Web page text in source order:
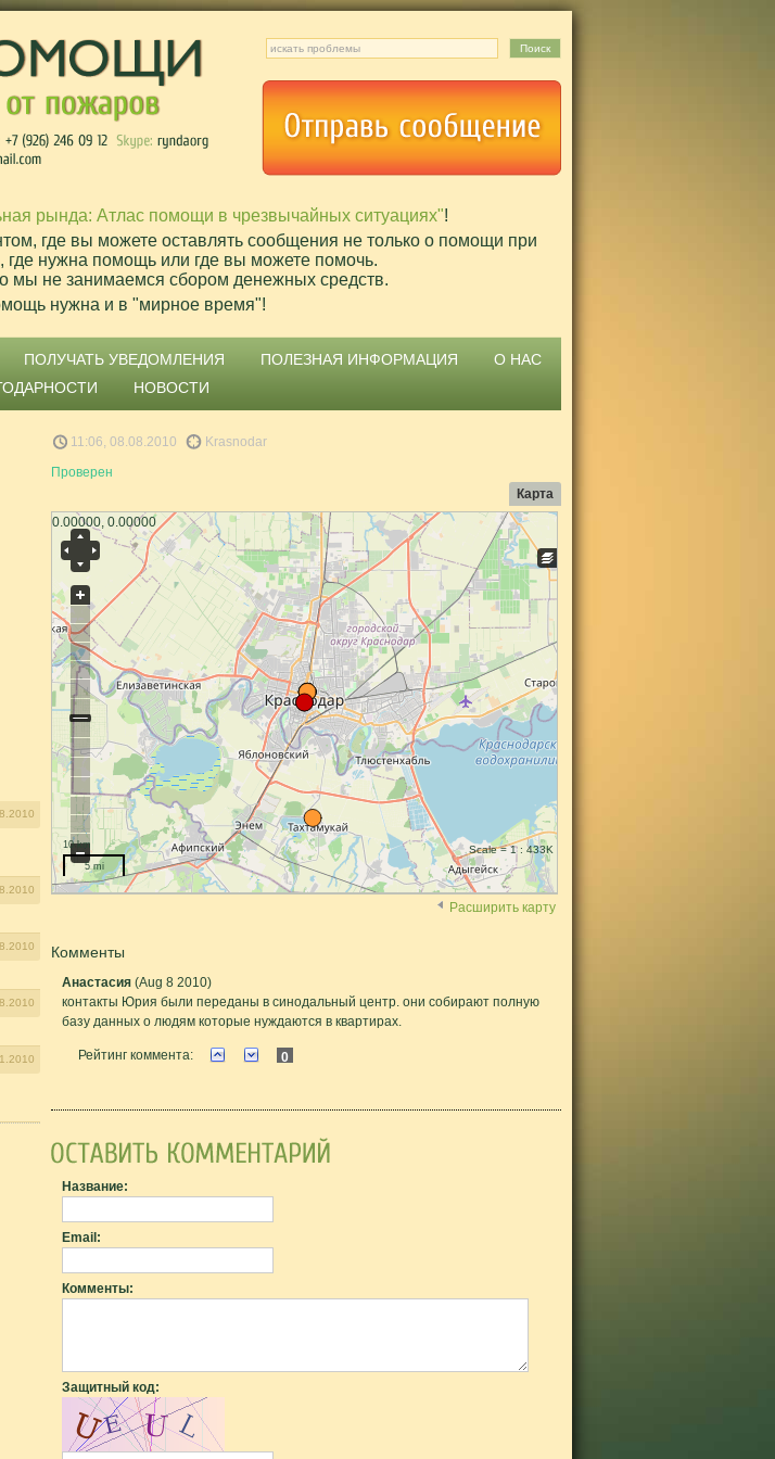
рында: Атлас помощи в чрезвычайных ситуациях"!
где вы можете оставлять сообщения не только о помощи при
где нужна помощь или где вы можете помочь.
мы не занимаемся сбором денежных средств.
нужна и в "мирное время"!
ПОЛУЧАТЬ УВЕДОМЛЕНИЯ ПОЛЕЗНАЯ ИНФОРМАЦИЯ
О НАС
НОВОСТИ
11:06, 08.08.2010
Krasnodar
Проверен
Карта
0.00000, 0.00000
Scale = 1 : 433K
10 km
5 mi
Расширить карту
Комменты
Анастасия (Aug 8 2010)
контакты Юрия были переданы в синодальный центр. они собирают полную
базу данных о людям которые нуждаются в квартирах.
Рейтинг коммента: 0
Название:
Email:
Комменты:
Защитный код: